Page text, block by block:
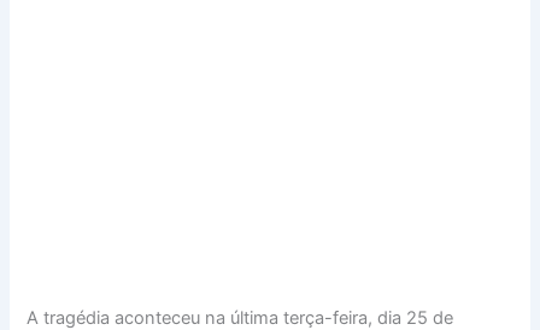
A tragédia aconteceu na última terça-feira, dia 25 de